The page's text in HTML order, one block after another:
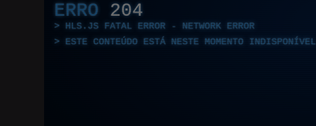
ERRO 204
HLS.JS FATAL ERROR - NETWORK ERROR
ESTE CONTEÚDO ESTÁ NESTE MOMENTO INDISPONÍVEL